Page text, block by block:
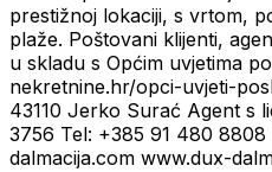
prestižnoj lokaciji, s vrtom,
plaže. Poštovani klijenti,
u skladu s Općim uvjetima
nekretnine.hr/opci-uvjeti-
43110 Jerko Surać Agent s
3756 Tel: +385 91 480 8808
dalmacija.com www.dux-